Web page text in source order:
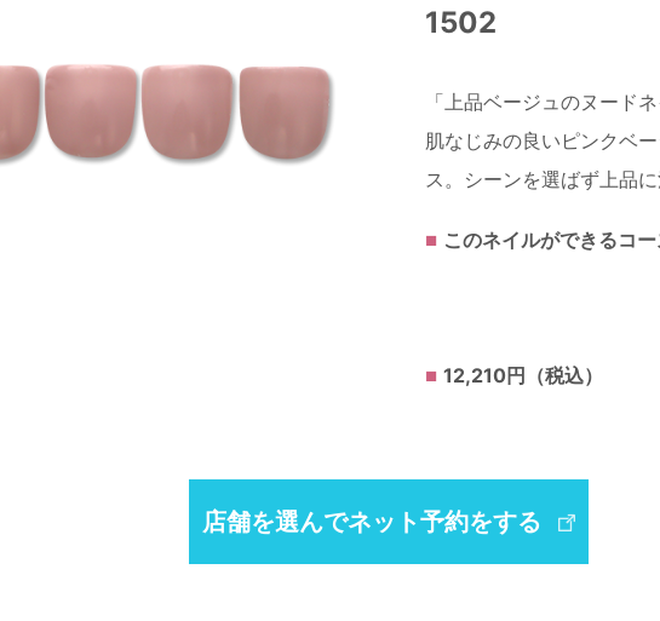
1502
「上品ベージュのヌード
肌なじみの良いピンクベ
ス。シーンを選ばず上品
このネイルができるコ
12,210円（税込）
店舗を選んでネット予約をする